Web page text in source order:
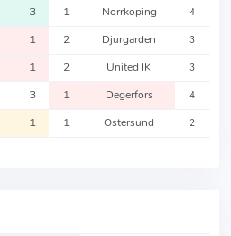
3 1 Norrkoping 4
1 2 Djurgarden 3
1 2 United IK 3
3 1 Degerfors 4
1 1 Ostersund 2